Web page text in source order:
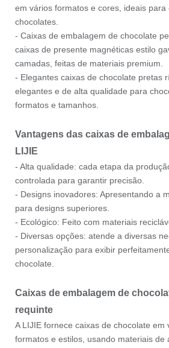
em vários formatos e cores, ideais para
chocolates.
- Caixas de embalagem de chocolate
caixas de presente magnéticas estilo
camadas, feitas de materiais premium.
- Elegantes caixas de chocolate pretas
elegantes e de alta qualidade para
formatos e tamanhos.
Vantagens das caixas de
LIJIE
- Alta qualidade: cada etapa da
controlada para garantir precisão.
- Designs inovadores: Apresentando a
para designs superiores.
- Ecológico: Feito com materiais
- Diversas opções: atende a diversas
personalização para exibir
chocolate.
Caixas de embalagem de
requinte
A LIJIE fornece caixas de chocolate em
formatos e estilos, usando materiais de